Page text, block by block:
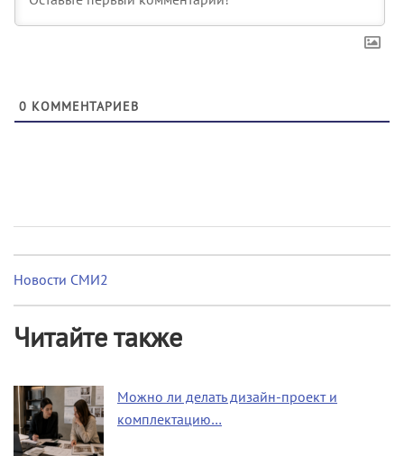
0 КОММЕНТАРИЕВ
Новости СМИ2
Читайте также
Можно ли делать дизайн-проект и
комплектацию…